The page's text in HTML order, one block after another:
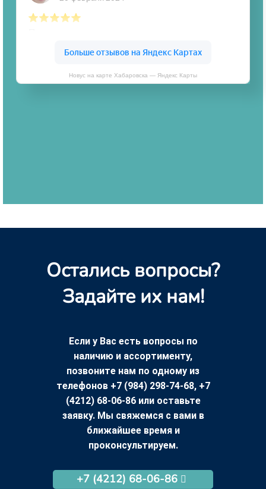
Новус на карте Хабаровска — Яндекс Карты
Остались вопросы?
Задайте их нам!
Если у Вас есть вопросы по
наличию и ассортименту,
позвоните нам по одному из
телефонов +7 (984) 298-74-68, +7
(4212) 68-06-86 или оставьте
заявку. Мы свяжемся с вами в
ближайшее время и
проконсультируем.
+7 (4212) 68-06-86